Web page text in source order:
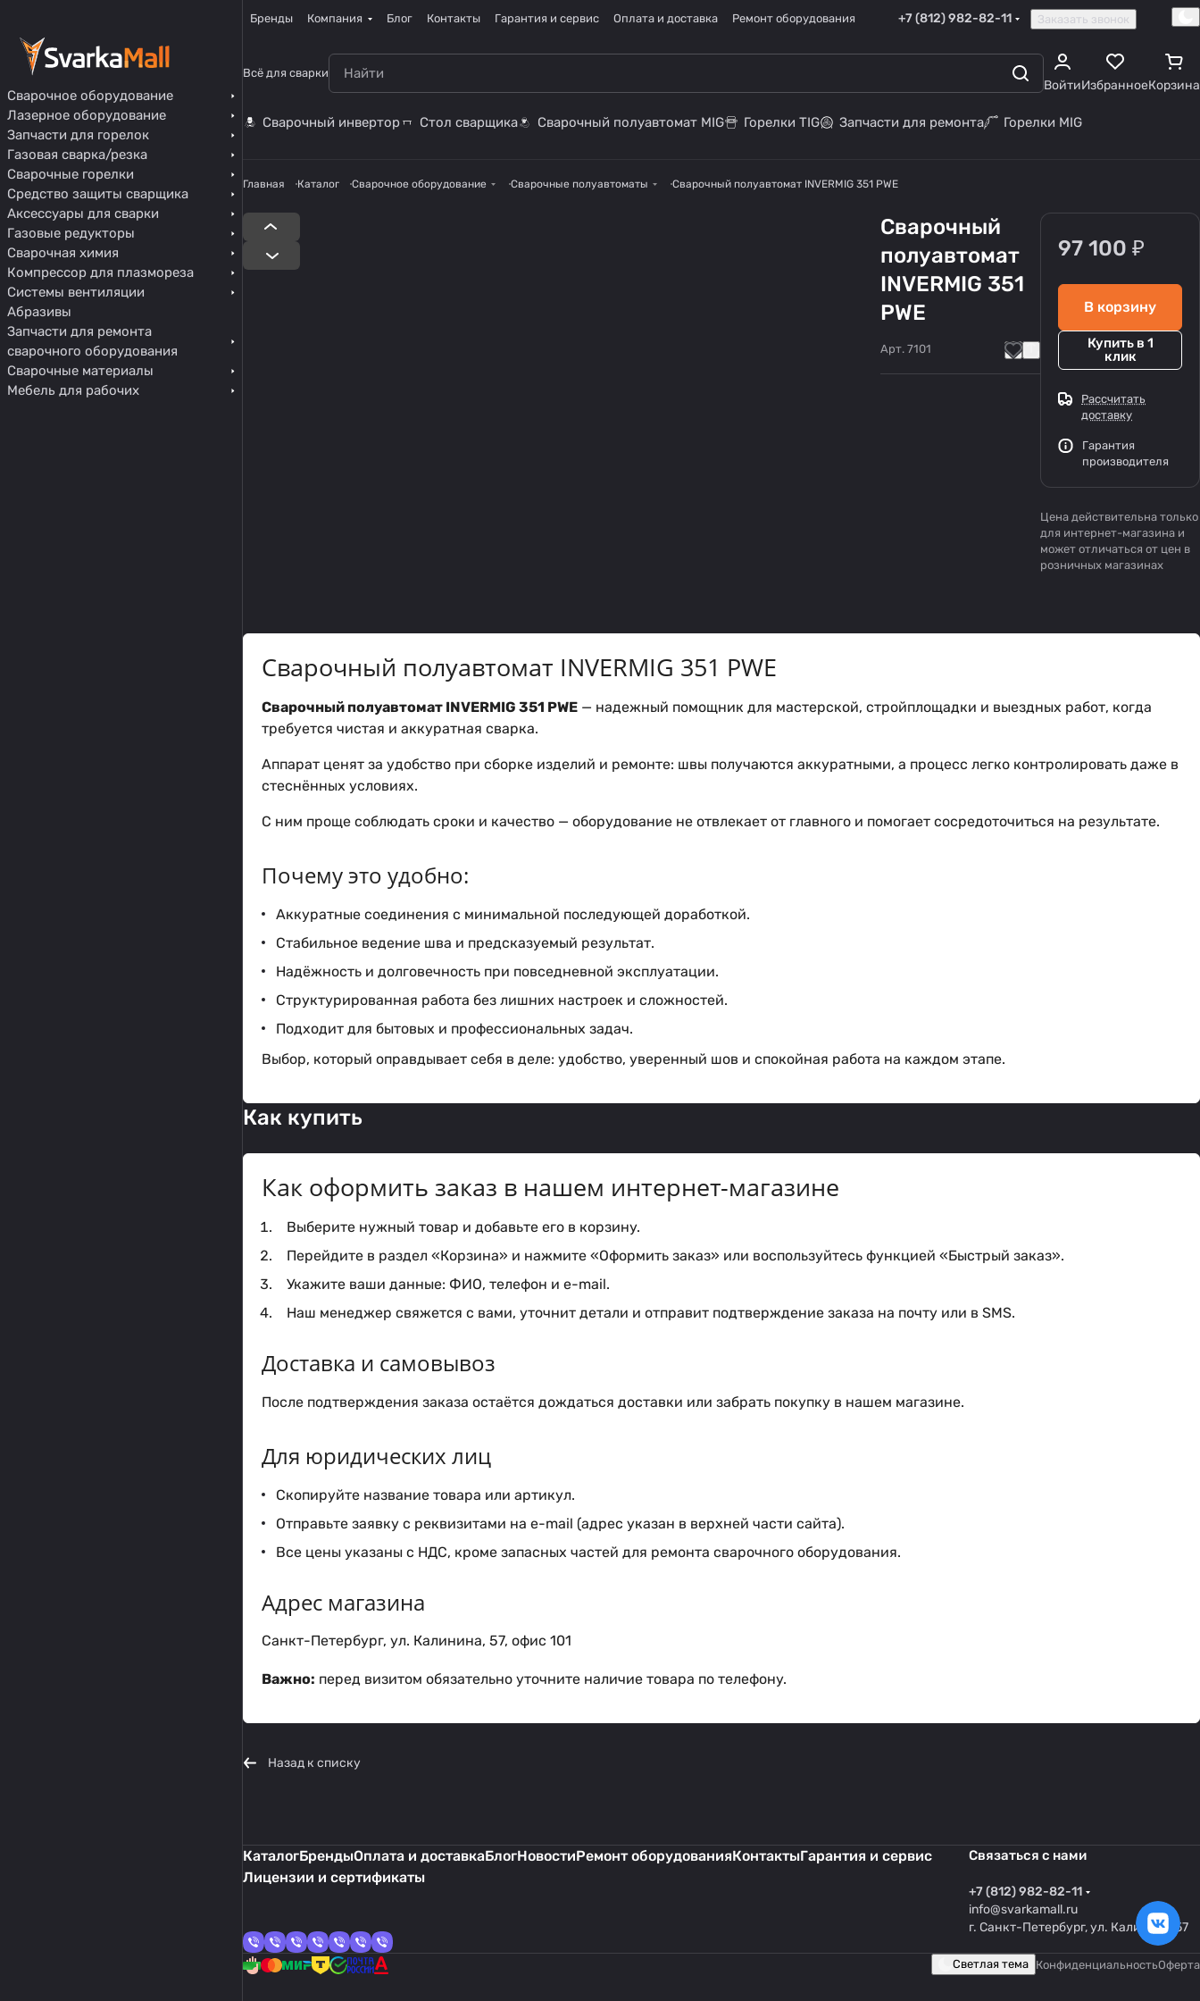
Бренды Компания Блог Контакты Гарантия и сервис Оплата и доставка Ремонт оборудования +7 (812) 982-82-11 Заказать звонок
Всё для сварки
ВойтиИзбранноеКорзина
Сварочный инвертор Стол сварщика Сварочный полуавтомат MIG Горелки TIG Запчасти для ремонта Горелки MIG
Главная Каталог Сварочное оборудование Сварочные полуавтоматы Сварочный полуавтомат INVERMIG 351 PWE
Сварочный
полуавтомат
INVERMIG 351
PWE
Арт. 7101
97 100 ₽
В корзину
Купить в 1
клик
Рассчитать
доставку
Гарантия
производителя
Цена действительна только
для интернет-магазина и
может отличаться от цен в
розничных магазинах
Сварочный полуавтомат INVERMIG 351 PWE
Сварочный полуавтомат INVERMIG 351 PWE — надежный помощник для мастерской, стройплощадки и выездных работ, когда
требуется чистая и аккуратная сварка.
Аппарат ценят за удобство при сборке изделий и ремонте: швы получаются аккуратными, а процесс легко контролировать даже в
стеснённых условиях.
С ним проще соблюдать сроки и качество — оборудование не отвлекает от главного и помогает сосредоточиться на результате.
Почему это удобно:
Аккуратные соединения с минимальной последующей доработкой.
Стабильное ведение шва и предсказуемый результат.
Надёжность и долговечность при повседневной эксплуатации.
Структурированная работа без лишних настроек и сложностей.
Подходит для бытовых и профессиональных задач.
Выбор, который оправдывает себя в деле: удобство, уверенный шов и спокойная работа на каждом этапе.
Как купить
Как оформить заказ в нашем интернет-магазине
Выберите нужный товар и добавьте его в корзину.
Перейдите в раздел «Корзина» и нажмите «Оформить заказ» или воспользуйтесь функцией «Быстрый заказ».
Укажите ваши данные: ФИО, телефон и e-mail.
Наш менеджер свяжется с вами, уточнит детали и отправит подтверждение заказа на почту или в SMS.
Доставка и самовывоз
После подтверждения заказа остаётся дождаться доставки или забрать покупку в нашем магазине.
Для юридических лиц
Скопируйте название товара или артикул.
Отправьте заявку с реквизитами на e-mail (адрес указан в верхней части сайта).
Все цены указаны с НДС, кроме запасных частей для ремонта сварочного оборудования.
Адрес магазина
Санкт-Петербург, ул. Калинина, 57, офис 101
Важно: перед визитом обязательно уточните наличие товара по телефону.
Назад к списку
КаталогБрендыОплата и доставкаБлогНовостиРемонт оборудованияКонтактыГарантия и сервис
Лицензии и сертификаты
Связаться с нами
+7 (812) 982-82-11
info@svarkamall.ru
г. Санкт-Петербург, ул. Калинина 57
Светлая тема КонфиденциальностьОферта
Сварочное оборудование
Лазерное оборудование
Запчасти для горелок
Газовая сварка/резка
Сварочные горелки
Средство защиты сварщика
Аксессуары для сварки
Газовые редукторы
Сварочная химия
Компрессор для плазмореза
Системы вентиляции
Абразивы
Запчасти для ремонта
сварочного оборудования
Сварочные материалы
Мебель для рабочих